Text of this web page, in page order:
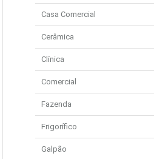
Casa Comercial
Cerâmica
Clínica
Comercial
Fazenda
Frigorífico
Galpão